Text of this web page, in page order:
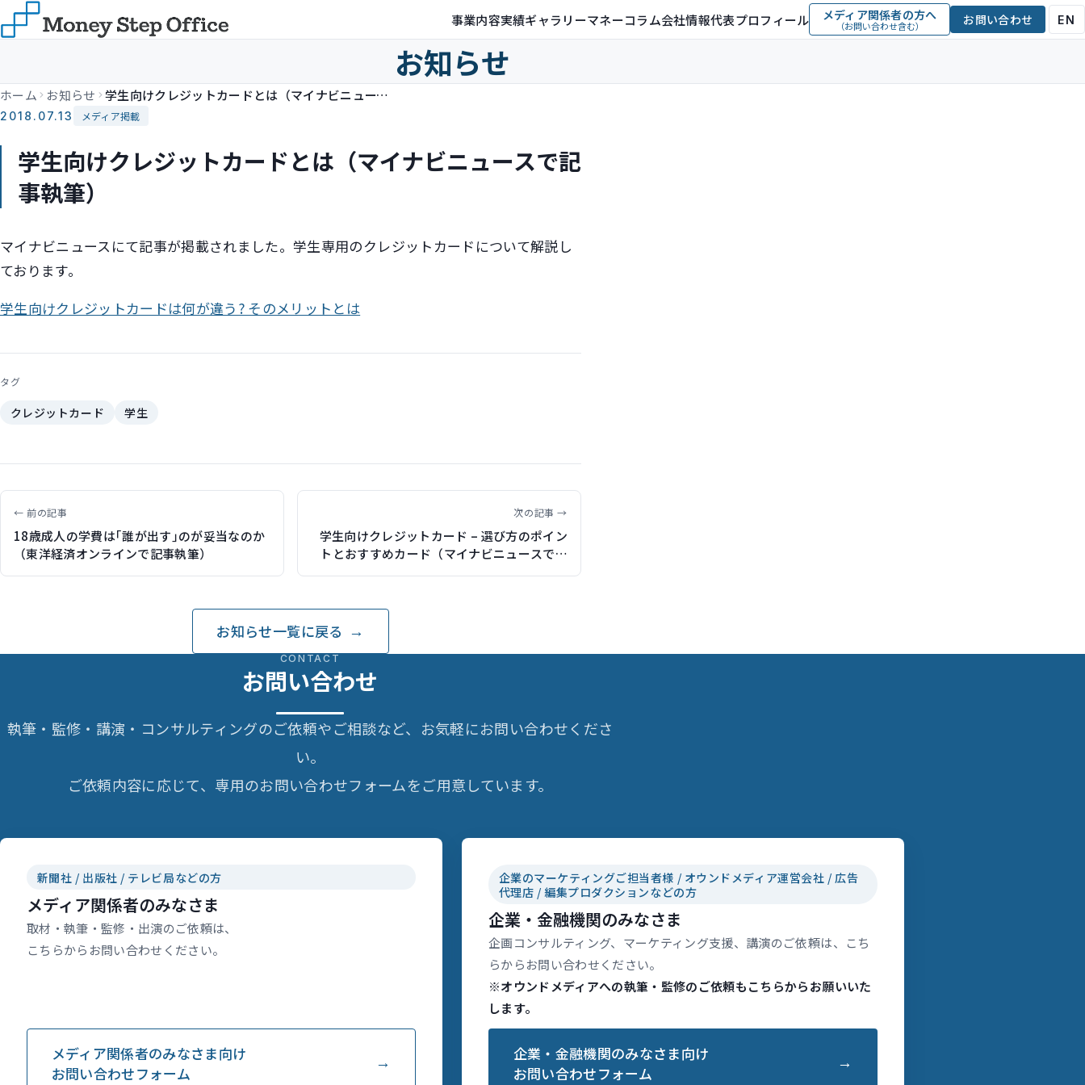
事業内容実績ギャラリーマネーコラム会社情報代表プロフィール メディア関係者の方へ
（お問い合わせ含む） お問い合わせ EN
お知らせ
ホーム お知らせ 学生向けクレジットカードとは（マイナビニュースで記事執筆）
2018.07.13 メディア掲載
学生向けクレジットカードとは（マイナビニュースで記
事執筆）
マイナビニュースにて記事が掲載されました。学生専用のクレジットカードについて解説し
ております。
学生向けクレジットカードは何が違う? そのメリットとは
タグ
クレジットカード 学生
← 前の記事
18歳成人の学費は｢誰が出す｣のが妥当なのか
（東洋経済オンラインで記事執筆）
次の記事 →
学生向けクレジットカード – 選び方のポイン
トとおすすめカード（マイナビニュースで記
事執筆）
お知らせ一覧に戻る
CONTACT
お問い合わせ
執筆・監修・講演・コンサルティングのご依頼やご相談など、お気軽にお問い合わせくださ
い。
ご依頼内容に応じて、専用のお問い合わせフォームをご用意しています。
新聞社 / 出版社 / テレビ局などの方
メディア関係者のみなさま
取材・執筆・監修・出演のご依頼は、
こちらからお問い合わせください。
メディア関係者のみなさま向け
お問い合わせフォーム
企業のマーケティングご担当者様 / オウンドメディア運営会社 / 広告
代理店 / 編集プロダクションなどの方
企業・金融機関のみなさま
企画コンサルティング、マーケティング支援、講演のご依頼は、こち
らからお問い合わせください。
※オウンドメディアへの執筆・監修のご依頼もこちらからお願いいた
します。
企業・金融機関のみなさま向け
お問い合わせフォーム